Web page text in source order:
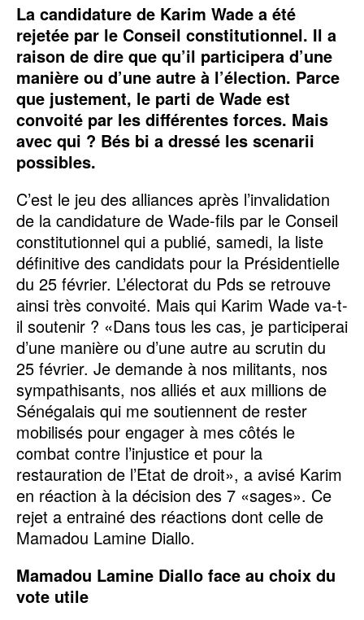
La candidature de Karim Wade a été
rejetée par le Conseil constitutionnel. Il a
raison de dire que qu’il participera d’une
manière ou d’une autre à l’élection. Parce
que justement, le parti de Wade est
convoité par les différentes forces. Mais
avec qui ? Bés bi a dressé les scenarii
possibles.
C’est le jeu des alliances après l’invalidation
de la candidature de Wade-fils par le Conseil
constitutionnel qui a publié, samedi, la liste
définitive des candidats pour la Présidentielle
du 25 février. L’électorat du Pds se retrouve
ainsi très convoité. Mais qui Karim Wade va-t-
il soutenir ? «Dans tous les cas, je participerai
d’une manière ou d’une autre au scrutin du
25 février. Je demande à nos militants, nos
sympathisants, nos alliés et aux millions de
Sénégalais qui me soutiennent de rester
mobilisés pour engager à mes côtés le
combat contre l’injustice et pour la
restauration de l’Etat de droit», a avisé Karim
en réaction à la décision des 7 «sages». Ce
rejet a entrainé des réactions dont celle de
Mamadou Lamine Diallo.
Mamadou Lamine Diallo face au choix du
vote utile